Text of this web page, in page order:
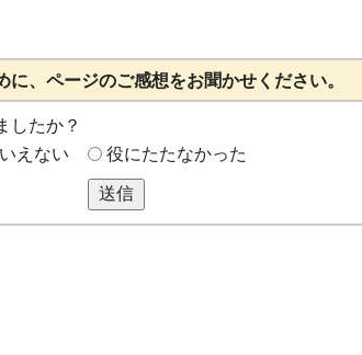
、ページのご感想をお聞かせください。
したか？
えない 役にたたなかった
送信